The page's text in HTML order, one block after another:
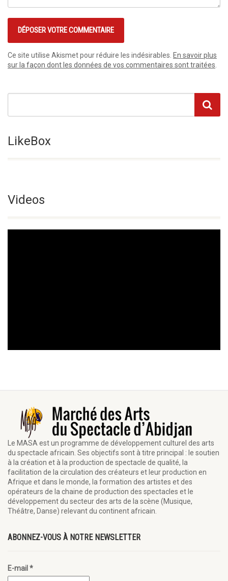
Ce site utilise Akismet pour réduire les indésirables. En savoir plus
sur la façon dont les données de vos commentaires sont traitées.
LikeBox
Videos
Le MASA est un programme de développement culturel des arts
du spectacle africain. Ses objectifs sont à titre principal : le soutien
à la création et à la production de spectacle de qualité, la
facilitation de la circulation des créateurs et leur production en
Afrique et dans le monde, la formation des artistes et des
opérateurs de la chaine de production des spectacles et le
développement du secteur des arts de la scène (Musique,
Théâtre, Danse) relevant du continent africain.
ABONNEZ-VOUS À NOTRE NEWSLETTER
E-mail *